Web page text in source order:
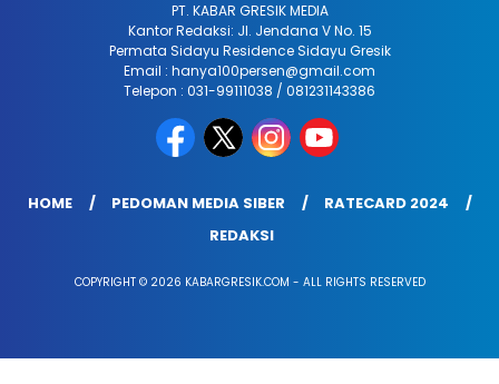
PT. KABAR GRESIK MEDIA
Kantor Redaksi: Jl. Jendana V No. 15
Permata Sidayu Residence Sidayu Gresik
Email : hanya100persen@gmail.com
Telepon : 031-99111038 / 081231143386
HOME PEDOMAN MEDIA SIBER
RATECARD 2024
REDAKSI
COPYRIGHT © 2026 KABARGRESIK.COM - ALL RIGHTS RESERVED